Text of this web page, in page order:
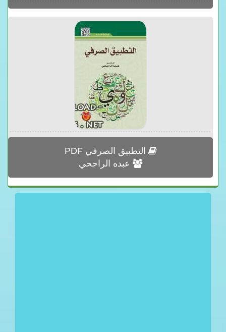
التطبيق الصرفي PDF
عبده الراجحي